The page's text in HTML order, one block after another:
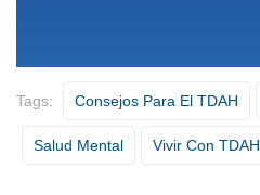
Tags: Consejos Para El TDAH
Salud Mental Vivir Con TDAH